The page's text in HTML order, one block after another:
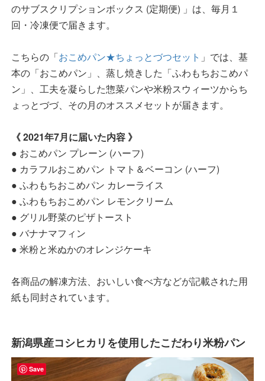
のサブスクリプションボックス (定期便) 」は、毎月１
回・冷凍便で届きます。
こちらの「おこめパン★ちょっとづつセット 」では、基
本の「おこめパン」、蒸し焼きした「ふわもちおこめパ
ン」、工夫を凝らした惣菜パンや米粉スウィーツからち
ょっとづづ、その月のオススメセットが届きます。
《 2021年7月に届いた内容 》
● おこめパン プレーン (ハーフ)
● カラフルおこめパン トマト＆ベーコン (ハーフ)
● ふわもちおこめパン カレーライス
● ふわもちおこめパン レモンクリーム
● グリル野菜のピザトースト
● バナナマフィン
● 米粉と米ぬかのオレンジケーキ
各商品の解凍方法、おいしい食べ方などが記載された用
紙も同封されています。
新潟県産コシヒカリを使用したこだわり米粉パン
Save